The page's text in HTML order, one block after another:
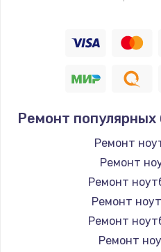
Ремонт популярных
Ремонт
Ремонт
Ремонт
Ремонт
Ремонт
Ремонт